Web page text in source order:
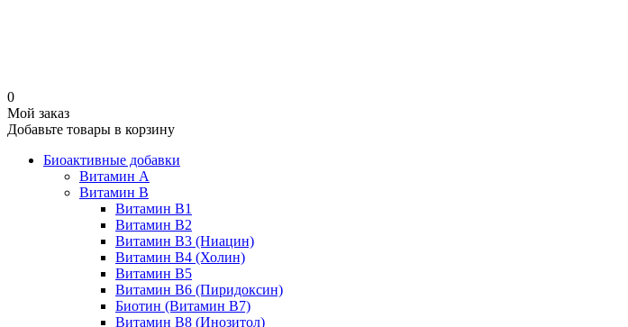
0
Мой заказ
Добавьте товары в корзину
Биоактивные добавки
Витамин А
Витамин B
Витамин B1
Витамин B2
Витамин B3 (Ниацин)
Витамин B4 (Холин)
Витамин B5
Витамин В6 (Пиридоксин)
Биотин (Витамин B7)
Витамин B8 (Инозитол)